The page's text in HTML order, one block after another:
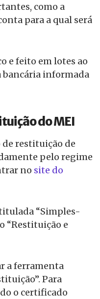
como a
para a qual será
e feito em lotes ao
bancária informada
do MEI
de restituição de
pelo regime
no site do
“Simples-
“Restituição e
a ferramenta
Para
o certificado